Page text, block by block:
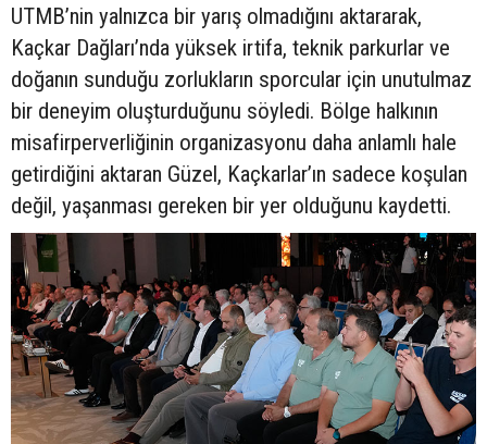
UTMB’nin yalnızca bir yarış olmadığını aktararak,
Kaçkar Dağları’nda yüksek irtifa, teknik parkurlar ve
doğanın sunduğu zorlukların sporcular için unutulmaz
bir deneyim oluşturduğunu söyledi. Bölge halkının
misafirperverliğinin organizasyonu daha anlamlı hale
getirdiğini aktaran Güzel, Kaçkarlar’ın sadece koşulan
değil, yaşanması gereken bir yer olduğunu kaydetti.